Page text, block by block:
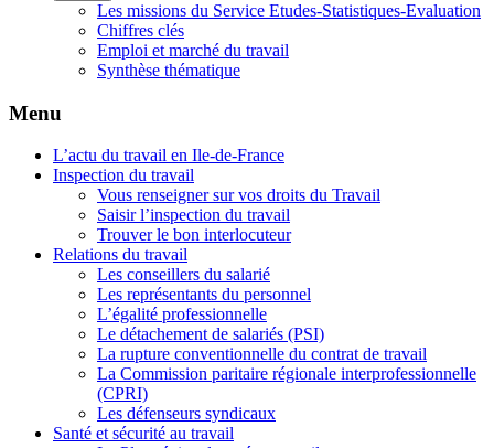
Les missions du Service Etudes-Statistiques-Evaluation
Chiffres clés
Emploi et marché du travail
Synthèse thématique
Menu
L’actu du travail en Ile-de-France
Inspection du travail
Vous renseigner sur vos droits du Travail
Saisir l’inspection du travail
Trouver le bon interlocuteur
Relations du travail
Les conseillers du salarié
Les représentants du personnel
L’égalité professionnelle
Le détachement de salariés (PSI)
La rupture conventionnelle du contrat de travail
La Commission paritaire régionale interprofessionnelle
(CPRI)
Les défenseurs syndicaux
Santé et sécurité au travail